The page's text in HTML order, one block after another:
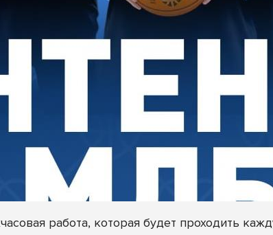
работа, которая будет проходить